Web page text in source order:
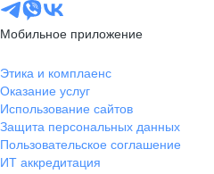
Мобильное приложение
Этика и комплаенс
Оказание услуг
Использование сайтов
Защита персональных данных
Пользовательское соглашение
ИТ аккредитация